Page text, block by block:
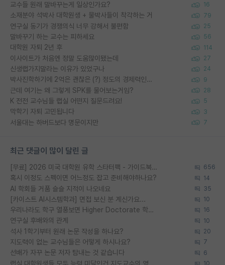
교수들 원래 말바꾸는게 일상인가요? 16
소재분야 석박사 대학원생 + 물박사들이 착각하는 거 79
연구실 동기가 경쟁의식 너무 강해서 불편함 25
말바꾸기 하는 교수는 피하세요 56
대학원 자퇴 2년 후 114
이사이트가 처음엔 정말 도움많이됐는데 27
신생랩가지말라는 이유가 있었구나 24
박사진학하기에 2억은 괜찮은 (?) 정도의 경제력인가요 9
근데 여기는 왜 그렇게 SPK를 물어보는거임? 28
K 전전 교수님들 랩실 어떤지 질문드려요! 5
막학기 자퇴 고민됩니다 3
서울대는 하버드보다 명문이지만 7
최근 댓글이 많이 달린 글
[무료] 2026 미국 대학원 유학 스타터팩 - 가이드북 & 합격자 컨택메일 템플릿 656
혹시 이정도 스펙이면 어느정도 잡고 준비해야하나요? 14
AI 학회들 거품 슬슬 지적이 나오네요 35
[카이스트 AI시스템학과] 면접 보신 분 계신가요... 10
우리나라도 학구 열풍보면 Higher Doctorate 학위가 필요하다고 봅니다. 16
연구실 후배와의 관계 10
석사 1학기부터 원래 논문 작성을 하나요? 20
지도력이 없는 교수님들은 어떻게 하시나요? 7
선배가 자꾸 논문 저자 탐내는 것 같습니다 6
랩실 대학원생들 모두 능력 미달인건 지도교수의 영향 아닌가? 10